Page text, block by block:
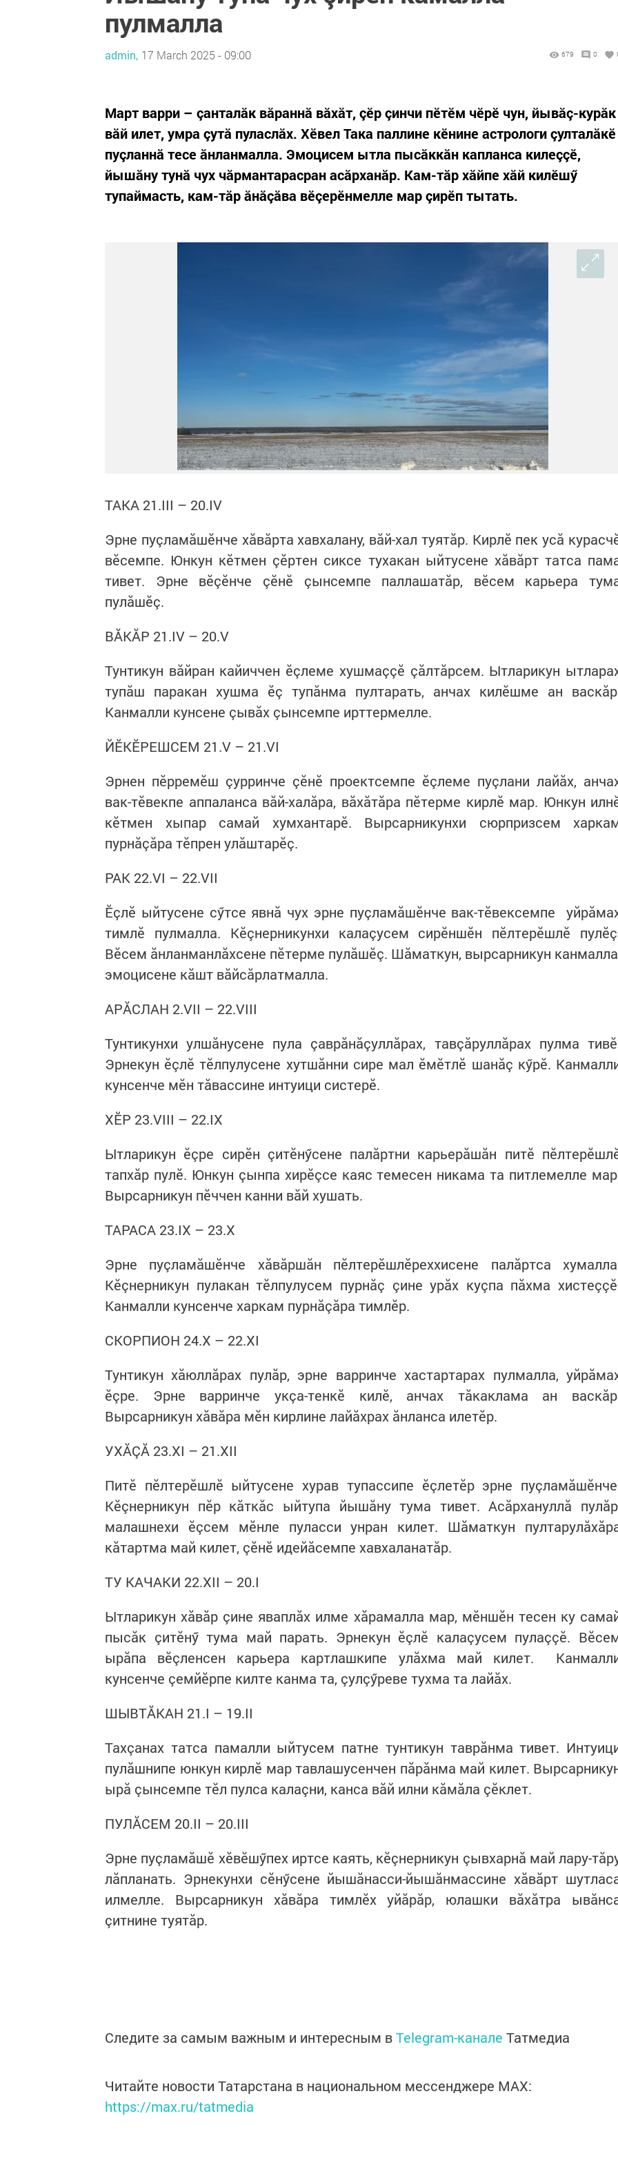
пулмалла
admin, 17 March 2025 - 09:00 679 0
Март варри – çанталăк вăраннă вăхăт, çӗр çинчи пӗтӗм чӗрӗ чун, йывăç-курăк
вăй илет, умра çутă пуласлăх. Хӗвел Така паллине кӗнине астрологи çулталăкӗ
пуçланнă тесе ăнланмалла. Эмоцисем ытла пысăккăн капланса килеççӗ,
йышăну тунă чух чăрмантарасран асăрханăр. Кам-тăр хăйпе хăй килӗшӳ
тупаймасть, кам-тăр ăнăçăва вӗçерӗнмелле мар çирӗп тытать.
ТАКА 21.III – 20.IV
Эрне пуçламăшӗнче хăвăрта хавхалану, вăй-хал туятăр. Кирлӗ пек усă
вӗсемпе. Юнкун кӗтмен çӗртен сиксе тухакан ыйтусене хăвăрт татса
тивет. Эрне вӗçӗнче çӗнӗ çынсемпе паллашатăр, вӗсем карьера
пулăшӗç.
ВĂКĂР 21.IV – 20.V
Тунтикун вăйран кайиччен ӗçлеме хушмаççӗ çăлтăрсем. Ытларикун
тупăш паракан хушма ӗç тупăнма пултарать, анчах килӗшме ан
Канмалли кунсене çывăх çынсемпе ирттермелле.
ЙӖКӖРЕШСЕМ 21.V – 21.VI
Эрнен пӗрремӗш çурринче çӗнӗ проектсемпе ӗçлеме пуçлани лайăх,
вак-тӗвекпе аппаланса вăй-халăра, вăхăтăра пӗтерме кирлӗ мар. Юнкун
кӗтмен хыпар самай хумхантарӗ. Вырсарникунхи сюрпризсем
пурнăçăра тӗпрен улăштарӗç.
РАК 22.VI – 22.VII
Ӗçлӗ ыйтусене сӳтсе явнă чух эрне пуçламăшӗнче вак-тӗвексемпе
тимлӗ пулмалла. Кӗçнерникунхи калаçусем сирӗншӗн пӗлтерӗшлӗ
Вӗсем ăнланманлăхсене пӗтерме пулăшӗç. Шăматкун, вырсарникун
эмоцисене кăшт вăйсăрлатмалла.
АРĂСЛАН 2.VII – 22.VIII
Тунтикунхи улшăнусене пула çаврăнăçуллăрах, тавçăруллăрах пулма
Эрнекун ӗçлӗ тӗлпулусене хутшăнни сире мал ӗмӗтлӗ шанăç кӳрӗ.
кунсенче мӗн тăвассине интуици систерӗ.
ХӖР 23.VIII – 22.IX
Ытларикун ӗçре сирӗн çитӗнӳсене палăртни карьерăшăн питӗ
тапхăр пулӗ. Юнкун çынпа хирӗçсе каяс темесен никама та питлемелле
Вырсарникун пӗччен канни вăй хушать.
ТАРАСА 23.IX – 23.X
Эрне пуçламăшӗнче хăвăршăн пӗлтерӗшлӗреххисене палăртса
Кӗçнерникун пулакан тӗлпулусем пурнăç çине урăх куçпа пăхма
Канмалли кунсенче харкам пурнăçăра тимлӗр.
СКОРПИОН 24.X – 22.XI
Тунтикун хăюллăрах пулăр, эрне варринче хастартарах пулмалла,
ӗçре. Эрне варринче укçа-тенкӗ килӗ, анчах тăкаклама ан
Вырсарникун хăвăра мӗн кирлине лайăхрах ăнланса илетӗр.
УХĂÇĂ 23.XI – 21.XII
Питӗ пӗлтерӗшлӗ ыйтусене хурав тупассипе ӗçлетӗр эрне
Кӗçнерникун пӗр кăткăс ыйтупа йышăну тума тивет. Асăрхануллă
малашнехи ӗçсем мӗнле пуласси унран килет. Шăматкун
кăтартма май килет, çӗнӗ идейăсемпе хавхаланатăр.
ТУ КАЧАКИ 22.XII – 20.I
Ытларикун хăвăр çине яваплăх илме хăрамалла мар, мӗншӗн тесен ку
пысăк çитӗнӳ тума май парать. Эрнекун ӗçлӗ калаçусем пулаççӗ.
ырăпа вӗçленсен карьера картлашкипе улăхма май килет.
кунсенче çемйӗрпе килте канма та, çулçӳреве тухма та лайăх.
ШЫВТĂКАН 21.I – 19.II
Тахçанах татса памалли ыйтусем патне тунтикун таврăнма тивет.
пулăшнипе юнкун кирлӗ мар тавлашусенчен пăрăнма май килет.
ырă çынсемпе тӗл пулса калаçни, канса вăй илни кăмăла çӗклет.
ПУЛĂСЕМ 20.II – 20.III
Эрне пуçламăшӗ хӗвӗшӳпех иртсе каять, кӗçнерникун çывхарнă май лару-
лăпланать. Эрнекунхи сӗнӳсене йышăнасси-йышăнмассине хăвăрт
илмелле. Вырсарникун хăвăра тимлӗх уйăрăр, юлашки вăхăтра
çитнине туятăр.
Следите за самым важным и интересным вTelegram-канале Татмедиа
Читайте новости Татарстана в национальном мессенджере MАХ:
https://max.ru/tatmedia